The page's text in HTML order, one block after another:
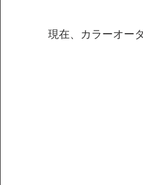
現在、カラーオー